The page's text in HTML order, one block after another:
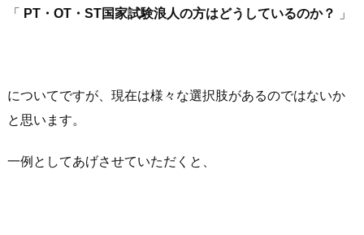
「 PT・OT・ST国家試験浪人の方はどうしているのか？ 」
についてですが、現在は様々な選択肢があるのではないか
と思います。
一例としてあげさせていただくと、